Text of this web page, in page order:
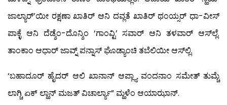
ಜಾಲ್ಯಾರ್’ಯೀ ರಕ್ಷಣಾ ಖಾತಿರ್ ಆನಿ ದವ್ಲತೆ ಖಾತಿರ್ ಥಂಯ್ಸರ್ ಧಾ-ವೀಸ್
ಪಾಕ್ಳೆ ಆನಿ ದೆಡ್ಶೆಂ-ದೊನ್ಶಿಂ ‘ಗಾಂವ್ಟಿ’ ಸವಾರ್ ಆನಿ ತಳವಾರ್ ಆಸ್‍ಲ್ಲೆ.
ತಾಂಕಾಂ ಆಧಾರ್ ಜಾವ್ನ್ ಪನ್ನಾಸ್ ಘೊಡ್ಯಾಂಚಿ ತಬೆಲಿಯೀ ಆಸ್‍ಲ್ಲಿ.
‘ಬಹಾದೂರ್ ಹೈದರ್ ಆಲಿ ಖಾನಾನ್ ಆಪ್ಲ್ಯಾ ವಂದನಾಂ ಸಮೇತ್ ತುಮ್ಚೆ
ಲಾಗ್ಚಿ ಏಕ್ ಲ್ಹಾನ್ ಮಜತ್ ವಿಚಾರ್ಲ್ಯಾ” ಮ್ಹಳೆಂ ಆಯಾಝಾನ್.